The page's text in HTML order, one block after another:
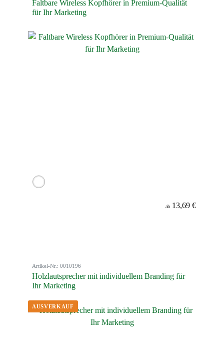
Faltbare Wireless Kopfhörer in Premium-Qualität
für Ihr Marketing
ab 13,69 €
Artikel-Nr.: 0010196
Holzlautsprecher mit individuellem Branding für
Ihr Marketing